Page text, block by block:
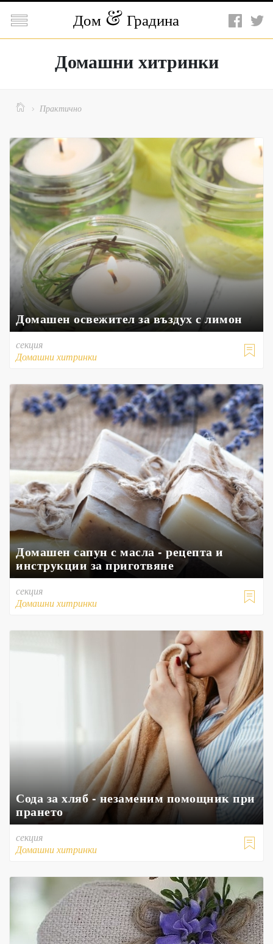
 Дом Градина
Домашни хитринки
  Практично
Домашен освежител за въздух с лимон

секция
Домашни хитринки
Домашен сапун с масла - рецепта и
инструкции за приготвяне

секция
Домашни хитринки
Сода за хляб - незаменим помощник при
прането

секция
Домашни хитринки